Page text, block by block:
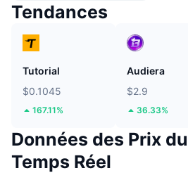
Tendances
Tutorial
$0.1045
167.11%
Audiera
$2.9
36.33%
Données des Prix
Temps Réel